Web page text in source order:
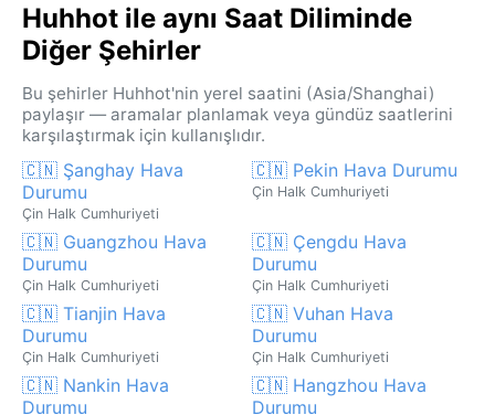
Huhhot ile aynı Saat Diliminde
Diğer Şehirler
Bu şehirler Huhhot'nin yerel saatini (Asia/Shanghai)
paylaşır — aramalar planlamak veya gündüz saatlerini
karşılaştırmak için kullanışlıdır.
🇨🇳 Şanghay Hava
Durumu
Çin Halk Cumhuriyeti
🇨🇳 Pekin Hava Durumu
Çin Halk Cumhuriyeti
🇨🇳 Guangzhou Hava
Durumu
Çin Halk Cumhuriyeti
🇨🇳 Çengdu Hava
Durumu
Çin Halk Cumhuriyeti
🇨🇳 Tianjin Hava
Durumu
Çin Halk Cumhuriyeti
🇨🇳 Vuhan Hava
Durumu
Çin Halk Cumhuriyeti
🇨🇳 Nankin Hava
Durumu
🇨🇳 Hangzhou Hava
Durumu